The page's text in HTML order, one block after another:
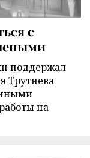
с
поддержал
Трутнева
на